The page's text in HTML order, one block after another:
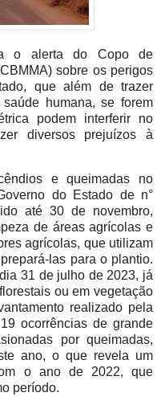
o alerta do Copo de
sobre os perigos
que além de trazer
humana, se forem
podem interferir no
diversos prejuízos à
e queimadas no
do Estado de n°
até 30 de novembro,
de áreas agrícolas e
agrícolas, que utilizam
las para o plantio.
31 de julho de 2023, já
ou em vegetação
realizado pela
ocorrências de grande
por queimadas,
ano, o que revela um
o ano de 2022, que
período.